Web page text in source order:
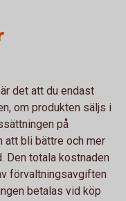
det att du endast
om produkten säljs i
på
att bli bättre och mer
Den totala kostnaden
förvaltningsavgiften
betalas vid köp